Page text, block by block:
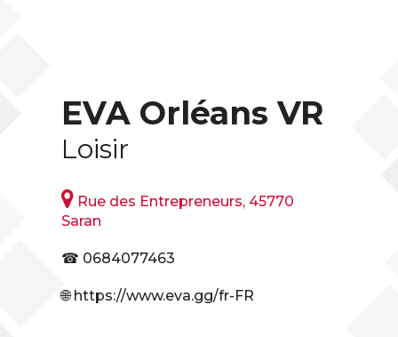
EVA Orléans VR
Loisir
Rue des Entrepreneurs, 45770
Saran
☎ 0684077463
🌐 https://www.eva.gg/fr-FR